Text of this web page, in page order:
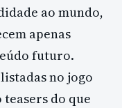
ao mundo,
apenas
futuro.
no jogo
do que